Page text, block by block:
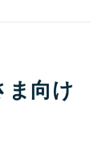
ま向け